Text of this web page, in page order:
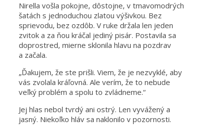
Nirella vošla pokojne, dôstojne, v tmavomodrých
šatách s jednoduchou zlatou výšivkou. Bez
sprievodu, bez ozdôb. V ruke držala len jeden
zvitok a za ňou kráčal jediný pisár. Postavila sa
doprostred, mierne sklonila hlavu na pozdrav
a začala.
„Ďakujem, že ste prišli. Viem, že je nezvyklé, aby
vás zvolala kráľovná. Ale verím, že to nebude
veľký problém a spolu to zvládneme.“
Jej hlas nebol tvrdý ani ostrý. Len vyvážený a
jasný. Niekoľko hláv sa naklonilo v pozornosti.